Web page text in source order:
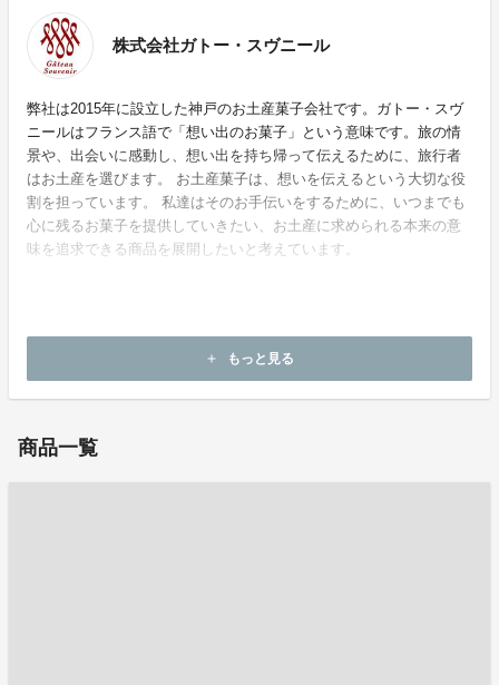
株式会社ガトー・スヴニール
弊社は2015年に設立した神戸のお土産菓子会社です。ガトー・スヴ
ニールはフランス語で「想い出のお菓子」という意味です。旅の情
景や、出会いに感動し、想い出を持ち帰って伝えるために、旅行者
はお土産を選びます。 お土産菓子は、想いを伝えるという大切な役
割を担っています。 私達はそのお手伝いをするために、いつまでも
心に残るお菓子を提供していきたい、お土産に求められる本来の意
味を追求できる商品を展開したいと考えています。
add もっと見る
商品一覧